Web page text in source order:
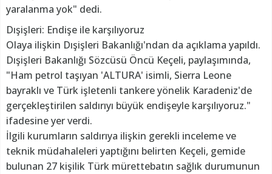
yaralanma yok" dedi.
Dışişleri: Endişe ile karşılıyoruz
Olaya ilişkin Dışişleri Bakanlığı'ndan da açıklama yapıldı.
Dışişleri Bakanlığı Sözcüsü Öncü Keçeli, paylaşımında,
"Ham petrol taşıyan 'ALTURA' isimli, Sierra Leone
bayraklı ve Türk işletenli tankere yönelik Karadeniz'de
gerçekleştirilen saldırıyı büyük endişeyle karşılıyoruz."
ifadesine yer verdi.
İlgili kurumların saldırıya ilişkin gerekli inceleme ve
teknik müdahaleleri yaptığını belirten Keçeli, gemide
bulunan 27 kişilik Türk mürettebatın sağlık durumunun